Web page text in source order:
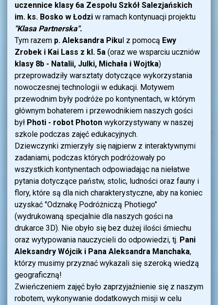
uczennice klasy 6a Zespołu Szkół Salezjańskich
im. ks. Bosko w Łodzi w ramach kontynuacji projektu
"Klasa Partnerska".
Tym razem p. Aleksandra Piku l z pomocą Ewy
Zrobek i Kai Lass z kl. 5a (oraz we wsparciu uczniów
klasy 8b - Natalii, Julki, Michała i Wojtka)
przeprowadziły warsztaty dotyczące wykorzystania
nowoczesnej technologii w edukacji. Motywem
przewodnim były podróże po kontynentach, w którym
głównym bohaterem i przewodnikiem naszych gości
był Photi - robot Photon wykorzystywany w naszej
szkole podczas zajęć edukacyjnych.
Dziewczynki zmierzyły się najpierw z interaktywnymi
zadaniami, podczas których podróżowały po
wszystkich kontynentach odpowiadając na niełatwe
pytania dotyczące państw, stolic, ludności oraz fauny i
flory, które są dla nich charakterystyczne, aby na koniec
uzyskać "Odznakę Podróżniczą Photiego"
(wydrukowaną specjalnie dla naszych gości na
drukarce 3D). Nie obyło się bez dużej ilości śmiechu
oraz wytypowania nauczycieli do odpowiedzi, tj. Pani
Aleksandry Wójcik i Pana Aleksandra Manchaka,
którzy musimy przyznać wykazali się szeroką wiedzą
geograficzną!
Zwieńczeniem zajęć było zaprzyjaźnienie się z naszym
robotem, wykonywanie dodatkowych misji w celu